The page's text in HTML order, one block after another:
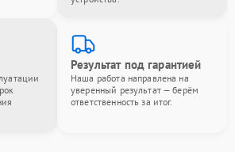
Результат под гарантией
Наша работа направлена на
уверенный результат — берём
ответственность за итог.